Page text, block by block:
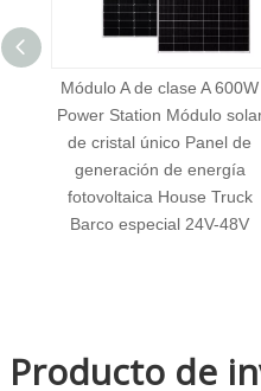
Panel solar fotovoltaica
100W Panel solar de
solar al aire libre Panel
de silicio monocristalino
Producto de